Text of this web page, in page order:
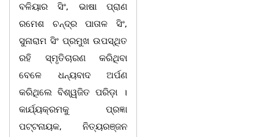
ବଳିୟାର ସିଂ, ଭାଷା ପ୍ରାଣ
ରମେଶ ଚନ୍ଦ୍ର ପାତାଳ ସିଂ,
ସୁନାରାମ ସିଂ ପ୍ରମୁଖ ଉପସ୍ଥିତ
ରହି ସ୍ମୃତିଚାରଣ କରିଥିବା
ବେଳେ ଧନ୍ୟବାଦ ଅର୍ପଣ
କରିଥିଲେ ବିଶ୍ୱଜିତ ପରିଡ଼ା ।
କାର୍ଯ୍ୟକ୍ରମକୁ ପ୍ରଜ୍ଞା
ପଟ୍ଟନାୟକ, ନିତ୍ୟରଞ୍ଜନ